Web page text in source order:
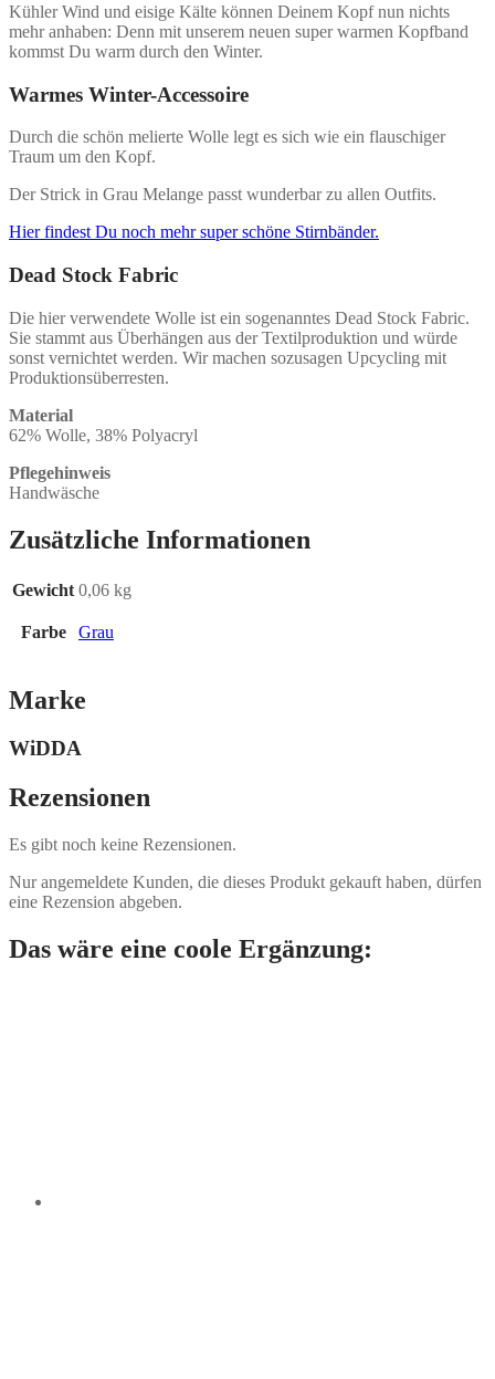
Kühler Wind und eisige Kälte können Deinem Kopf nun nichts
mehr anhaben: Denn mit unserem neuen super warmen Kopfband
kommst Du warm durch den Winter.
Warmes Winter-Accessoire
Durch die schön melierte Wolle legt es sich wie ein flauschiger
Traum um den Kopf.
Der Strick in Grau Melange passt wunderbar zu allen Outfits.
Hier findest Du noch mehr super schöne Stirnbänder.
Dead Stock Fabric
Die hier verwendete Wolle ist ein sogenanntes Dead Stock Fabric.
Sie stammt aus Überhängen aus der Textilproduktion und würde
sonst vernichtet werden. Wir machen sozusagen Upcycling mit
Produktionsüberresten.
Material
62% Wolle, 38% Polyacryl
Pflegehinweis
Handwäsche
Zusätzliche Informationen
Gewicht 0,06 kg
Farbe Grau
Marke
WiDDA
Rezensionen
Es gibt noch keine Rezensionen.
Nur angemeldete Kunden, die dieses Produkt gekauft haben, dürfen
eine Rezension abgeben.
Das wäre eine coole Ergänzung: